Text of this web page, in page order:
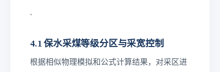
`
4.1 保水采煤等级分区与采宽控制
根据相似物理模拟和公式计算结果，对采区进